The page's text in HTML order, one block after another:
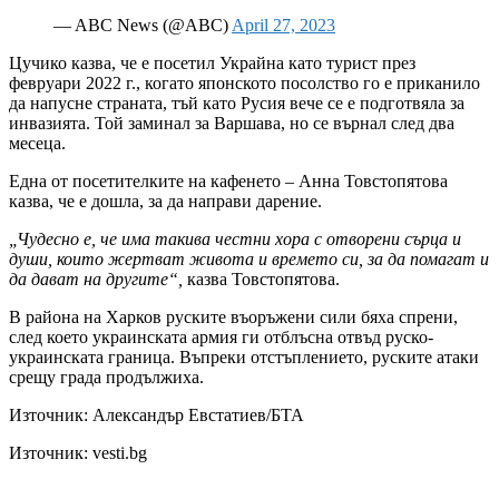
— ABC News (@ABC) April 27, 2023
Цучико казва, че е посетил Украйна като турист през
февруари 2022 г., когато японското посолство го е приканило
да напусне страната, тъй като Русия вече се е подготвяла за
инвазията. Той заминал за Варшава, но се върнал след два
месеца.
Една от посетителките на кафенето – Анна Товстопятова
казва, че е дошла, за да направи дарение.
„Чудесно е, че има такива честни хора с отворени сърца и
души, които жертват живота и времето си, за да помагат и
да дават на другите“, казва Товстопятова.
В района на Харков руските въоръжени сили бяха спрени,
след което украинската армия ги отблъсна отвъд руско-
украинската граница. Въпреки отстъплението, руските атаки
срещу града продължиха.
Източник: Александър Евстатиев/БТА
Източник: vesti.bg